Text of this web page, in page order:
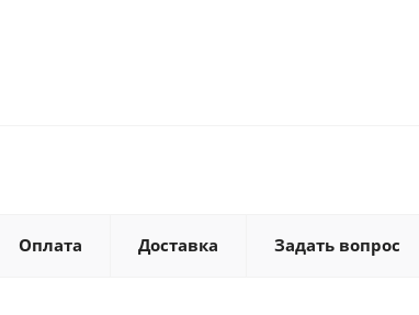
Оплата Доставка Задать вопрос